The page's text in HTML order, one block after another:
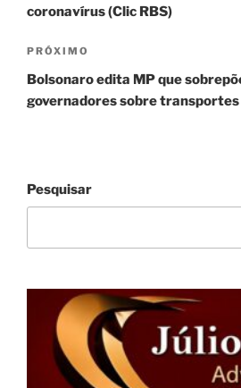
coronavírus (Clic RBS)
Próximo
post
PRÓXIMO
Bolsonaro edita MP que
governadores sobre transportes
Pesquisar